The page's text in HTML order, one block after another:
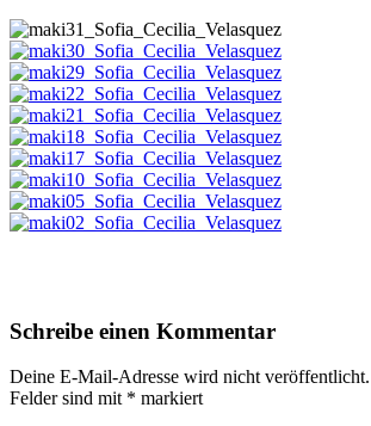
Schreibe einen Kommentar
Deine E-Mail-Adresse wird nicht veröffentlicht.
Felder sind mit * markiert